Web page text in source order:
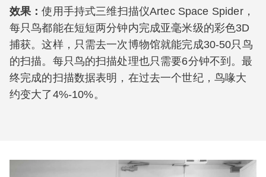
效果：使用手持式三维扫描仪Artec Space Spider，
每只鸟都能在短短两分钟内完成亚毫米级的彩色3D
捕获。这样，只需去一次博物馆就能完成30-50只鸟
的扫描。每只鸟的扫描处理也只需要6分钟不到。最
终完成的扫描数据表明，在过去一个世纪，鸟喙大
约变大了4%-10%。